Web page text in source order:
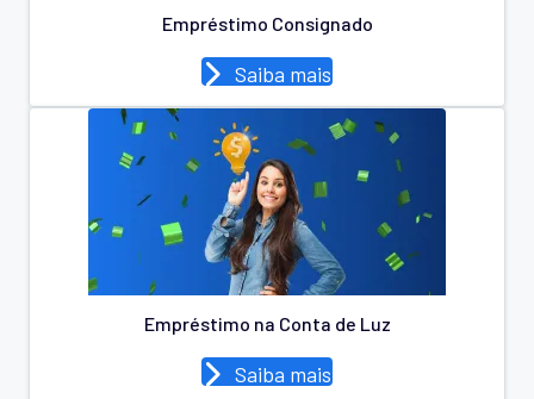
Empréstimo Consignado
Saiba mais
Empréstimo na Conta de Luz
Saiba mais